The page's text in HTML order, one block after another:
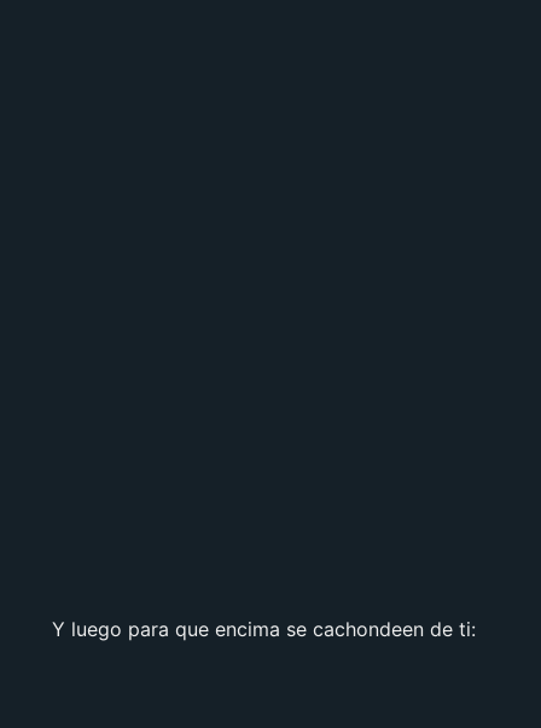
Y luego para que encima se cachondeen de ti: